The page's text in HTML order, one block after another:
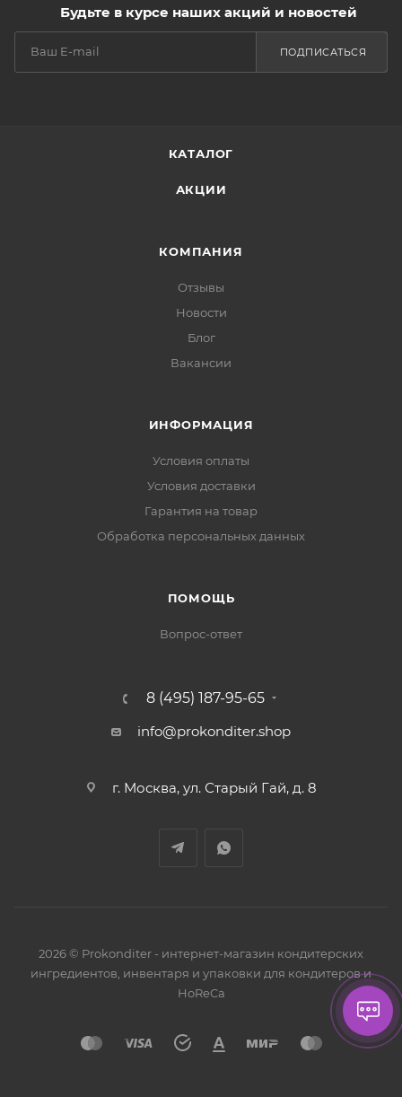
Будьте в курсе наших акций и новостей
ПОДПИСАТЬСЯ
КАТАЛОГ
АКЦИИ
КОМПАНИЯ
Отзывы
Новости
Блог
Вакансии
ИНФОРМАЦИЯ
Условия оплаты
Условия доставки
Гарантия на товар
Обработка персональных данных
ПОМОЩЬ
Вопрос-ответ
8 (495) 187-95-65
info@prokonditer.shop
г. Москва, ул. Старый Гай, д. 8
2026 © Prokonditer - интернет-магазин кондитерских
ингредиентов, инвентаря и упаковки для кондитеров и
HoReCa